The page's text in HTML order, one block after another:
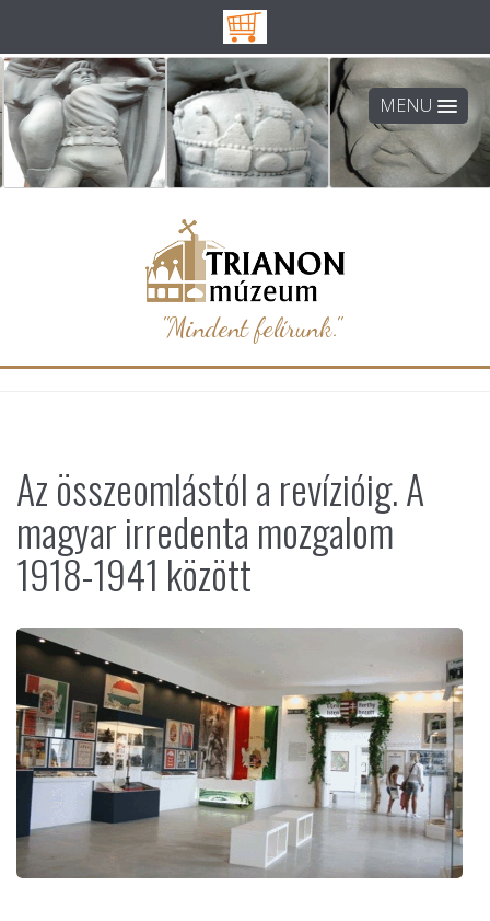
MENU
"Mindent felírunk."
Az összeomlástól a revízióig. A
magyar irredenta mozgalom
1918-1941 között